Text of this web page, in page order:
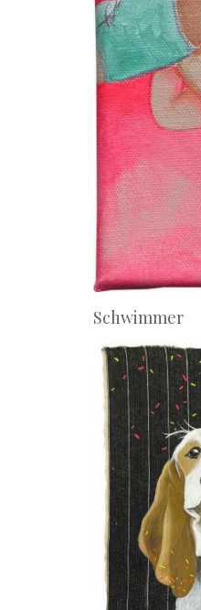
Schwimmer